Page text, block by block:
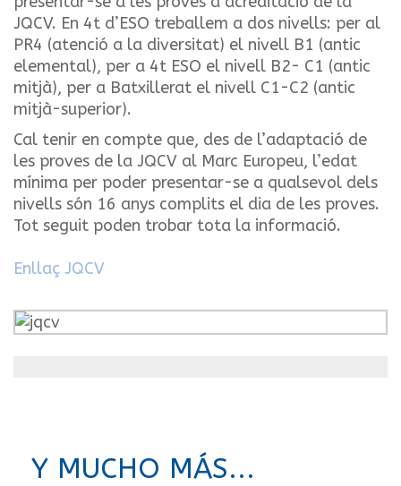
JQCV. En 4t d’ESO treballem a dos nivells: per al
PR4 (atenció a la diversitat) el nivell B1 (antic
elemental), per a 4t ESO el nivell B2- C1 (antic
mitjà), per a Batxillerat el nivell C1-C2 (antic
mitjà-superior).
Cal tenir en compte que, des de l’adaptació de
les proves de la JQCV al Marc Europeu, l’edat
mínima per poder presentar-se a qualsevol dels
nivells són 16 anys complits el dia de les proves.
Tot seguit poden trobar tota la informació.
Enllaç JQCV
Y MUCHO MÁS...